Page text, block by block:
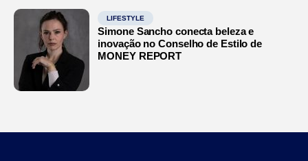
LIFESTYLE
Simone Sancho conecta beleza e
inovação no Conselho de Estilo de
MONEY REPORT